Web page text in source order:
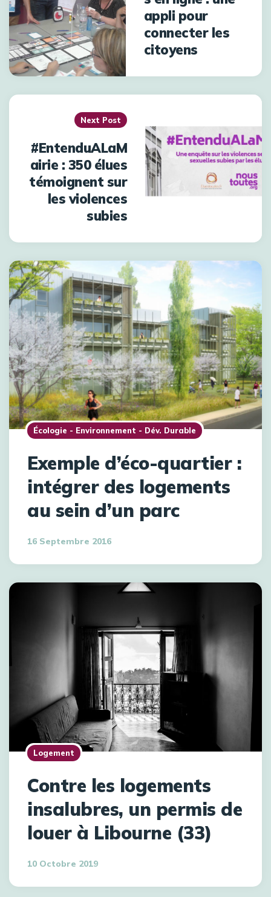
appli pour
connecter les
citoyens
Next Post
#EntenduALaM
airie : 350 élues
témoignent sur
les violences
subies
Écologie - Environnement - Dév. Durable
Exemple d’éco-quartier :
intégrer des logements
au sein d’un parc
16 Septembre 2016
Logement
Contre les logements
insalubres, un permis de
louer à Libourne (33)
10 Octobre 2019